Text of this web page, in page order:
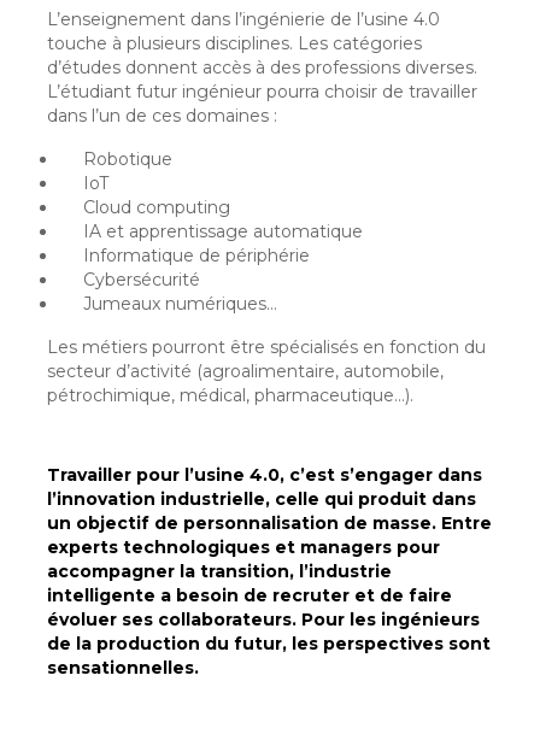
L’enseignement dans l’ingénierie de l’usine 4.0
touche à plusieurs disciplines. Les catégories
d’études donnent accès à des professions diverses.
L’étudiant futur ingénieur pourra choisir de travailler
dans l’un de ces domaines :
Robotique
IoT
Cloud computing
IA et apprentissage automatique
Informatique de périphérie
Cybersécurité
Jumeaux numériques…
Les métiers pourront être spécialisés en fonction du
secteur d’activité (agroalimentaire, automobile,
pétrochimique, médical, pharmaceutique…).
Travailler pour l’usine 4.0, c’est s’engager dans
l’innovation industrielle, celle qui produit dans
un objectif de personnalisation de masse. Entre
experts technologiques et managers pour
accompagner la transition, l’industrie
intelligente a besoin de recruter et de faire
évoluer ses collaborateurs. Pour les ingénieurs
de la production du futur, les perspectives sont
sensationnelles.